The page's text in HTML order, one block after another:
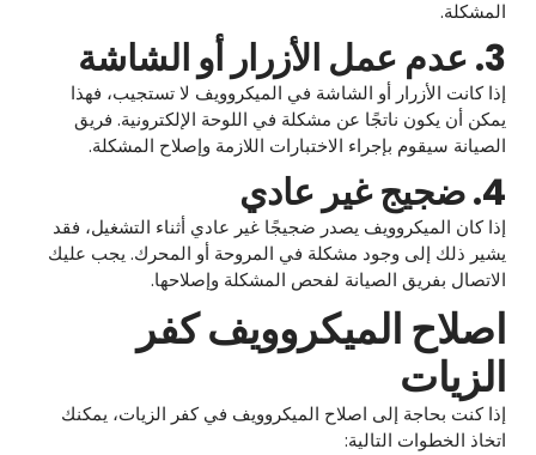
المشكلة.
3. عدم عمل الأزرار أو الشاشة
إذا كانت الأزرار أو الشاشة في الميكروويف لا تستجيب، فهذا
يمكن أن يكون ناتجًا عن مشكلة في اللوحة الإلكترونية. فريق
الصيانة سيقوم بإجراء الاختبارات اللازمة وإصلاح المشكلة.
4. ضجيج غير عادي
إذا كان الميكروويف يصدر ضجيجًا غير عادي أثناء التشغيل، فقد
يشير ذلك إلى وجود مشكلة في المروحة أو المحرك. يجب عليك
الاتصال بفريق الصيانة لفحص المشكلة وإصلاحها.
اصلاح الميكروويف كفر
الزيات
إذا كنت بحاجة إلى اصلاح الميكروويف في كفر الزيات، يمكنك
اتخاذ الخطوات التالية: